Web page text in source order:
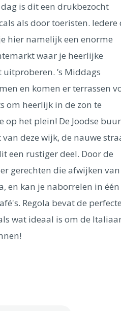
Mechelen
Florence
Wenen Budapest
dag is dit een drukbezocht
als door toeristen. Iedere
hier namelijk een enorme
waar je heerlijke
’s Middags
en komen er terrassen
om heerlijk in de zon te
op het plein! De Joodse
deze wijk, de nauwe
een rustiger deel. Door de
gerechten die afwijken
en kan je naborrelen in
Regola bevat de
wat ideaal is om de